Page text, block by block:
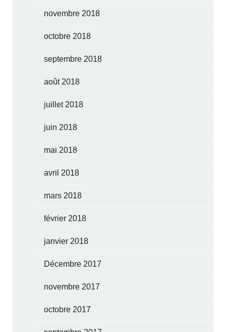
novembre 2018
octobre 2018
septembre 2018
août 2018
juillet 2018
juin 2018
mai 2018
avril 2018
mars 2018
février 2018
janvier 2018
Décembre 2017
novembre 2017
octobre 2017